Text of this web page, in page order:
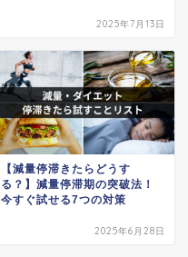
2025年7月13日
【減量停滞きたらどうす
る？】減量停滞期の突破法！
今すぐ試せる7つの対策
2025年6月28日